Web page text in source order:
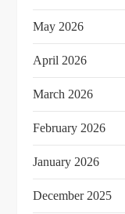
May 2026
April 2026
March 2026
February 2026
January 2026
December 2025